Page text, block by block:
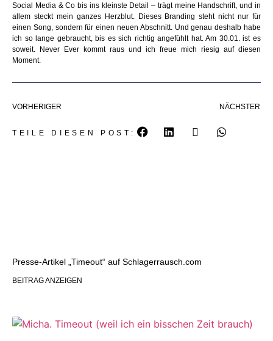
Social Media & Co bis ins kleinste Detail – trägt meine Handschrift, und in
allem steckt mein ganzes Herzblut. Dieses Branding steht nicht nur für
einen Song, sondern für einen neuen Abschnitt. Und genau deshalb habe
ich so lange gebraucht, bis es sich richtig angefühlt hat. Am 30.01. ist es
soweit. Never Ever kommt raus und ich freue mich riesig auf diesen
Moment.
VORHERIGER NÄCHSTER
TEILE DIESEN POST:
Presse-Artikel „Timeout“ auf Schlagerrausch.com
BEITRAG ANZEIGEN